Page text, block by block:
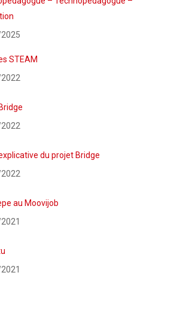
STEAM
du projet Bridge
au Moovijob